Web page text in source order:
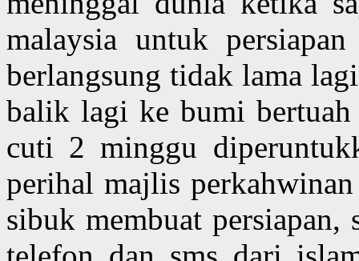
malaysia untuk
berlangsung tidak lama
balik lagi ke bumi bertuah
cuti 2 minggu
perihal majlis
sibuk membuat persiapan,